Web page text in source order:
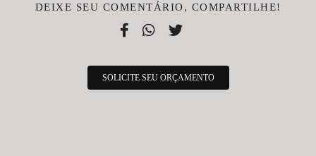
DEIXE SEU COMENTÁRIO, COMPARTILHE!
SOLICITE SEU ORÇAMENTO